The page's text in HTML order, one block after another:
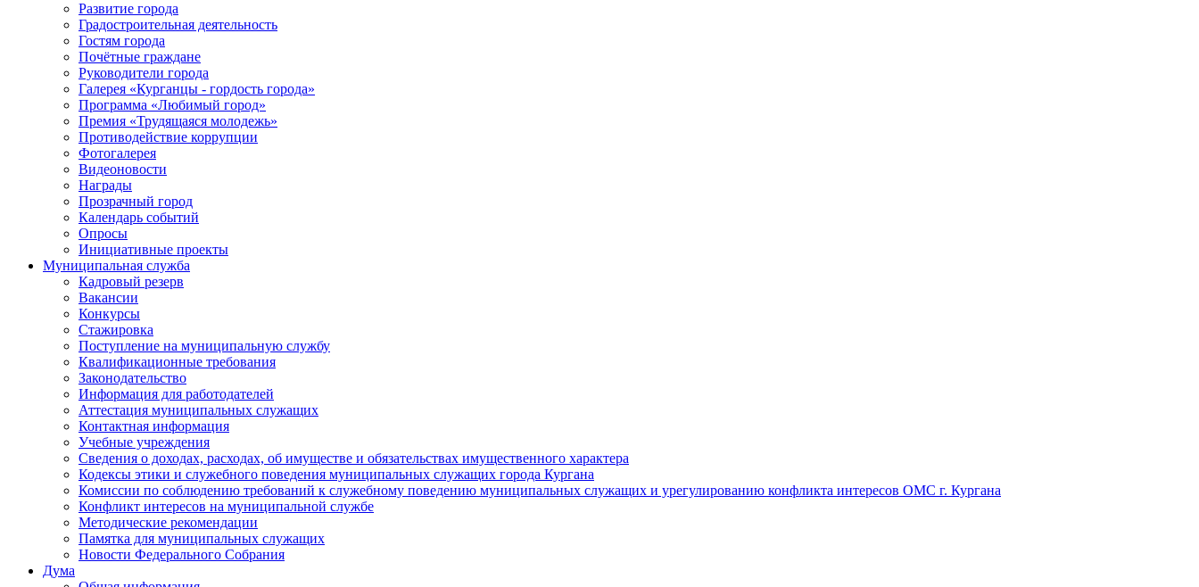
Развитие города
Градостроительная деятельность
Гостям города
Почётные граждане
Руководители города
Галерея «Курганцы - гордость города»
Программа «Любимый город»
Премия «Трудящаяся молодежь»
Противодействие коррупции
Фотогалерея
Видеоновости
Награды
Прозрачный город
Календарь событий
Опросы
Инициативные проекты
Муниципальная служба
Кадровый резерв
Вакансии
Конкурсы
Стажировка
Поступление на муниципальную службу
Квалификационные требования
Законодательство
Информация для работодателей
Аттестация муниципальных служащих
Контактная информация
Учебные учреждения
Сведения о доходах, расходах, об имуществе и обязательствах имущественного характера
Кодексы этики и служебного поведения муниципальных служащих города Кургана
Комиссии по соблюдению требований к служебному поведению муниципальных служащих и урегулированию конфликта интересов ОМС г. Кургана
Конфликт интересов на муниципальной службе
Методические рекомендации
Памятка для муниципальных служащих
Новости Федерального Cобрания
Дума